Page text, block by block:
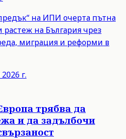
на ИПИ очерта пътна
на България чрез
миграция и реформи в
г.
трябва да
и да задълбочи